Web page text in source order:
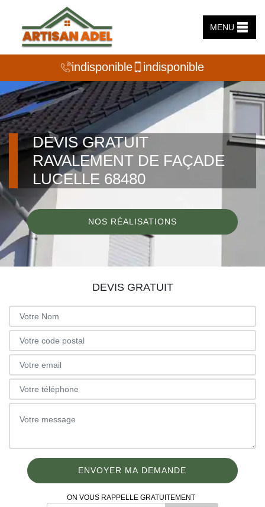
MENU
indisponible indisponible
DEVIS GRATUIT
RAVALEMENT DE FAÇADE
LUCELLE 68480
NOS RÉALISATIONS
DEVIS GRATUIT
ON VOUS RAPPELLE GRATUITEMENT